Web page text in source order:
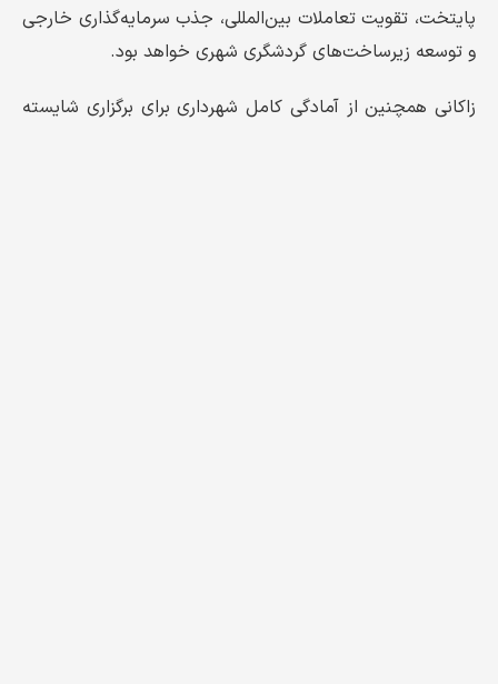
پایتخت، تقویت تعاملات بین‌المللی، جذب سرمایه‌گذاری خارجی
و توسعه زیرساخت‌های گردشگری شهری خواهد بود.
زاکانی همچنین از آمادگی کامل شهرداری برای برگزاری شایسته